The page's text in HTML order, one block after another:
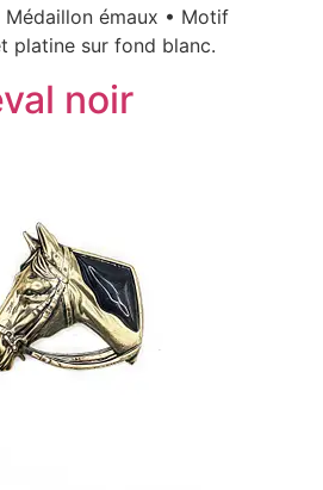
émaux • Motif
platine sur fond blanc.
noir